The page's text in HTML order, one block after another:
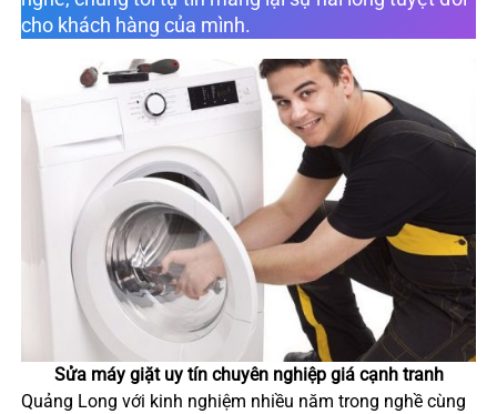
cho khách hàng của mình.
Sửa máy giặt uy tín chuyên nghiệp giá cạnh tranh
Quảng Long với kinh nghiệm nhiều năm trong nghề cùng